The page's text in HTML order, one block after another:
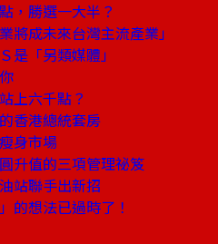
，勝選一大半？
將成未來台灣主流產業」
是「另類媒體」
上六千點？
香港總統套房
身市場
升值的三項管理祕笈
站聯手出新招
的想法已過時了！